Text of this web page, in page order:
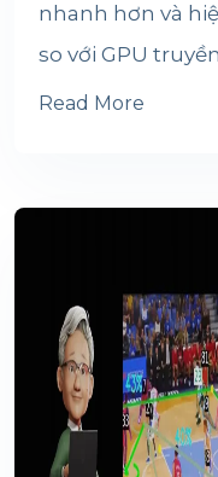
nhanh hơn và
so với GPU
Read More